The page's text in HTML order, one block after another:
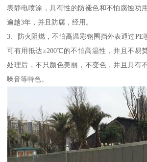
表静电喷涂，具有性的防褪色和不怕腐蚀功
逾越3年，并且防腐，经用。
3、防火阻燃，不怕高温彩钢围挡外表通过PE
可有用抵达≥200℃的不怕高温性，并且不易
处理后，不只颜色美丽，不变色，并且具有
噪音等特色。